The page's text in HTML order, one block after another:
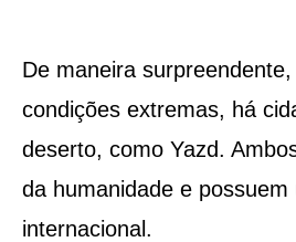
De maneira
condições extremas, há
deserto, como Yazd.
da humanidade e possuem
internacional.